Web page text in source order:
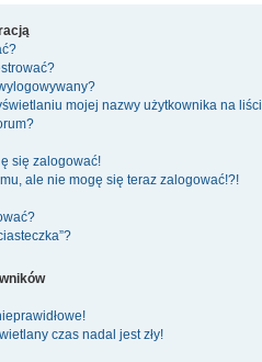
mojej nazwy użytkownika na
się zalogować!
ale nie mogę się teraz zalogować!?!
czas nadal jest zły!